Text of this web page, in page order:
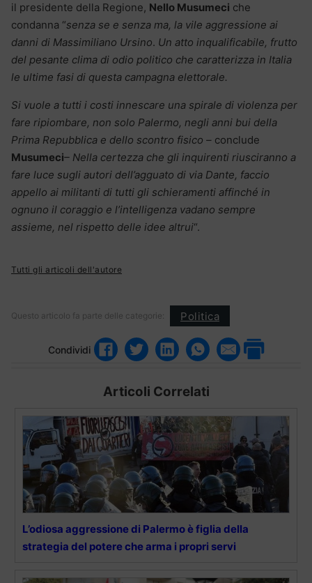
il presidente della Regione, Nello Musumeci che
condanna “senza se e senza ma, la vile aggressione ai
danni di Massimiliano Ursino. Un atto inqualificabile, frutto
del pesante clima di odio politico che caratterizza in Italia
le ultime fasi di questa campagna elettorale.
Si vuole a tutti i costi innescare una spirale di violenza per
fare ripiombare, non solo Palermo, negli anni bui della
Prima Repubblica e dello scontro fisico – conclude
Musumeci– Nella certezza che gli inquirenti riusciranno a
fare luce sugli autori dell’agguato di via Dante, faccio
appello ai militanti di tutti gli schieramenti affinché in
ognuno il coraggio e l’intelligenza vadano sempre
assieme, nel rispetto delle idee altrui“.
Tutti gli articoli dell'autore
Questo articolo fa parte delle categorie: Politica
Condividi
Articoli Correlati
L’odiosa aggressione di Palermo è figlia della
strategia del potere che arma i propri servi